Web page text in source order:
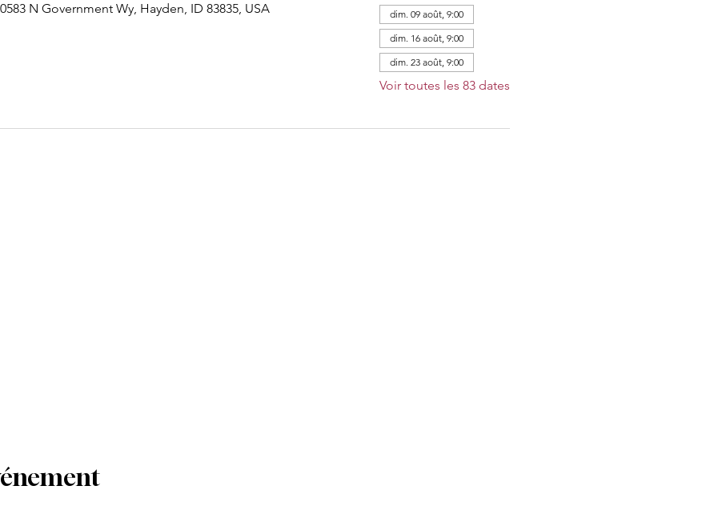
N Government Wy, Hayden, ID 83835, USA
dim. 09 août, 9:00
dim. 16 août, 9:00
dim. 23 août, 9:00
Voir toutes les 83 dates